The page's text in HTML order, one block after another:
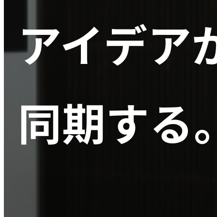
アイデア
同期する